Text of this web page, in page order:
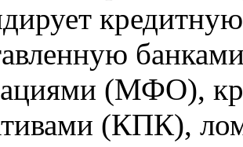
(МФО),
(КПК),